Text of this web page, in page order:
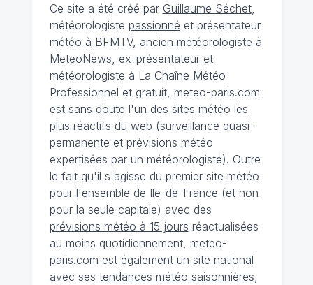
Ce site a été créé par Guillaume Séchet,
météorologiste passionné et présentateur
météo à BFMTV, ancien météorologiste à
MeteoNews, ex-présentateur et
météorologiste à La Chaîne Météo
Professionnel et gratuit, meteo-paris.com
est sans doute l'un des sites météo les
plus réactifs du web (surveillance quasi-
permanente et prévisions météo
expertisées par un météorologiste). Outre
le fait qu'il s'agisse du premier site météo
pour l'ensemble de Ile-de-France (et non
pour la seule capitale) avec des
prévisions météo à 15 jours réactualisées
au moins quotidiennement, meteo-
paris.com est également un site national
avec ses tendances météo saisonnières,